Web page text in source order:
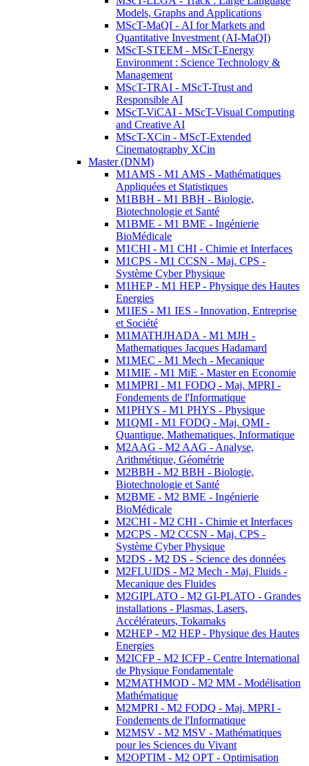
Models, Graphs and Applications
MScT-MaQI - AI for Markets and
Quantitative Investment (AI-MaQI)
MScT-STEEM - MScT-Energy
Environment : Science Technology &
Management
MScT-TRAI - MScT-Trust and
Responsible AI
MScT-ViCAI - MScT-Visual Computing
and Creative AI
MScT-XCin - MScT-Extended
Cinematography XCin
Master (DNM)
M1AMS - M1 AMS - Mathématiques
Appliquées et Statistiques
M1BBH - M1 BBH - Biologie,
Biotechnologie et Santé
M1BME - M1 BME - Ingénierie
BioMédicale
M1CHI - M1 CHI - Chimie et Interfaces
M1CPS - M1 CCSN - Maj. CPS -
Système Cyber Physique
M1HEP - M1 HEP - Physique des Hautes
Energies
M1IES - M1 IES - Innovation, Entreprise
et Société
M1MATHJHADA - M1 MJH -
Mathematiques Jacques Hadamard
M1MEC - M1 Mech - Mecanique
M1MIE - M1 MiE - Master en Economie
M1MPRI - M1 FODQ - Maj. MPRI -
Fondements de l'Informatique
M1PHYS - M1 PHYS - Physique
M1QMI - M1 FODQ - Maj. QMI -
Quantique, Mathematiques, Informatique
M2AAG - M2 AAG - Analyse,
Arithmétique, Géométrie
M2BBH - M2 BBH - Biologie,
Biotechnologie et Santé
M2BME - M2 BME - Ingénierie
BioMédicale
M2CHI - M2 CHI - Chimie et Interfaces
M2CPS - M2 CCSN - Maj. CPS -
Système Cyber Physique
M2DS - M2 DS - Science des données
M2FLUIDS - M2 Mech - Maj. Fluids -
Mecanique des Fluides
M2GIPLATO - M2 GI-PLATO - Grandes
installations - Plasmas, Lasers,
Accélérateurs, Tokamaks
M2HEP - M2 HEP - Physique des Hautes
Energies
M2ICFP - M2 ICFP - Centre International
de Physique Fondamentale
M2MATHMOD - M2 MM - Modélisation
Mathématique
M2MPRI - M2 FODQ - Maj. MPRI -
Fondements de l'Informatique
M2MSV - M2 MSV - Mathématiques
pour les Sciences du Vivant
M2OPTIM - M2 OPT - Optimisation